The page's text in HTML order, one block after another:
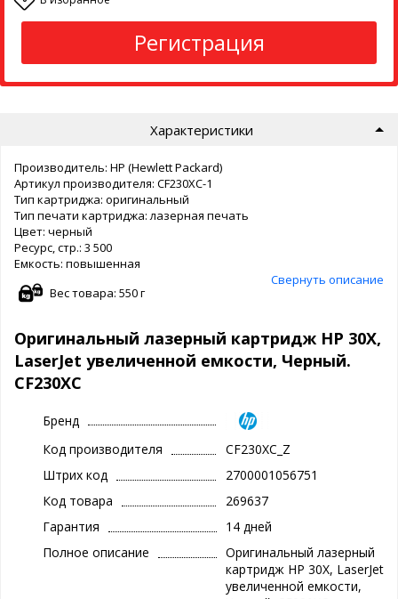
Регистрация
Характеристики
Производитель: HP (Hewlett Packard)
Артикул производителя: CF230XC-1
Тип картриджа: оригинальный
Тип печати картриджа: лазерная печать
Цвет: черный
Ресурс, стр.: 3 500
Емкость: повышенная
Свернуть описание
Вес товара: 550 г
Оригинальный лазерный картридж HP 30X,
LaserJet увеличенной емкости, Черный.
CF230XC
Бренд
Код производителя
CF230XC_Z
Штрих код
2700001056751
Код товара
269637
Гарантия
14 дней
Полное описание
Оригинальный лазерный
картридж HP 30X, LaserJet
увеличенной емкости,